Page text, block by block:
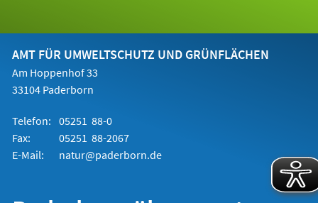
AMT FÜR UMWELTSCHUTZ UND GRÜNFLÄCHEN
Am Hoppenhof 33
33104 Paderborn
Telefon: 05251 88-0
Fax:
05251 88-2067
E-Mail:
natur@paderborn.de